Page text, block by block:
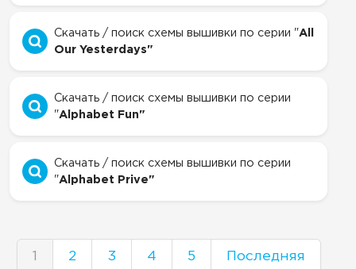
Скачать / поиск схемы вышивки по серии "All
Our Yesterdays"
Скачать / поиск схемы вышивки по серии
"Alphabet Fun"
Скачать / поиск схемы вышивки по серии
"Alphabet Prive"
1 2 3 4 5 Последняя